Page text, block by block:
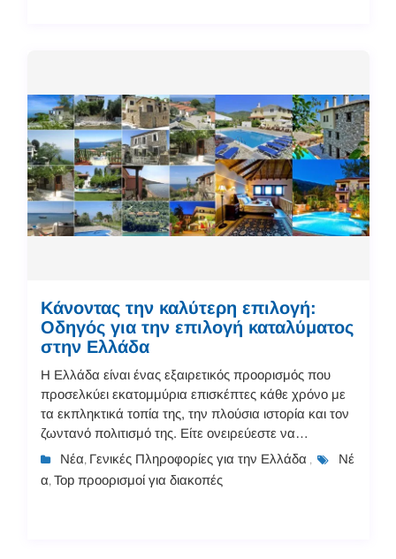
Κάνοντας την καλύτερη επιλογή:
Οδηγός για την επιλογή καταλύματος
στην Ελλάδα
Η Ελλάδα είναι ένας εξαιρετικός προορισμός που
προσελκύει εκατομμύρια επισκέπτες κάθε χρόνο με
τα εκπληκτικά τοπία της, την πλούσια ιστορία και τον
ζωντανό πολιτισμό της. Είτε ονειρεύεστε να
χαλαρώσετε σε παρθένες παραλίες, να
εξερευνήσετε αρχαία ...
Νέα, Γενικές Πληροφορίες για την Ελλάδα ,
Νέ
α, Top προορισμοί για διακοπές